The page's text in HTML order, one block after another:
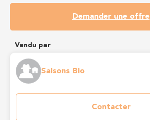
Demander une offre
Vendu par
Saisons Bio
Contacter